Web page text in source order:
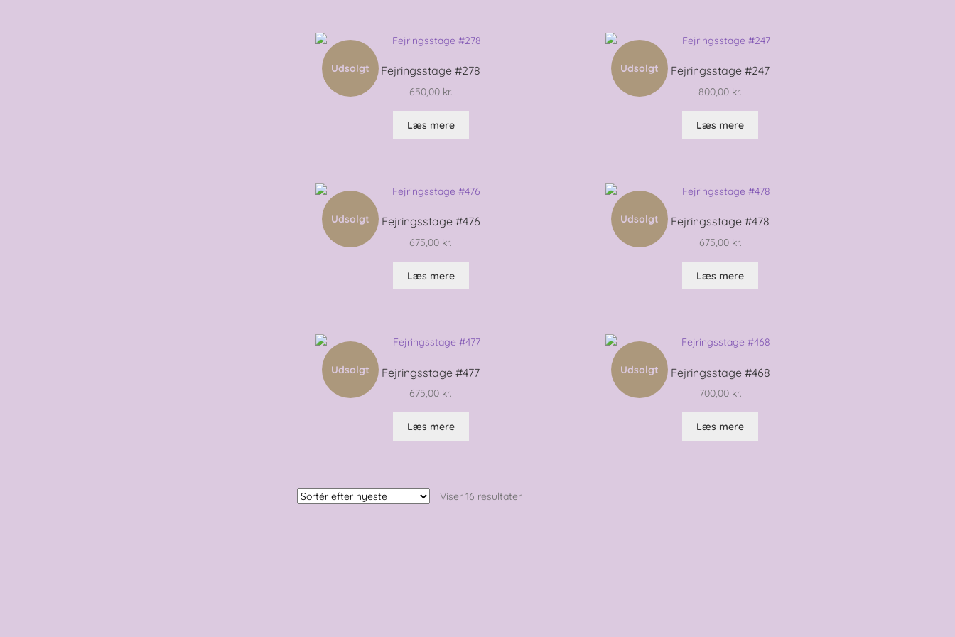
Fejringsstage #278
650,00 kr.
Læs mere
Udsolgt Fejringsstage #247
800,00 kr.
Læs mere
Udsolgt
Fejringsstage #476
675,00 kr.
Læs mere
Udsolgt Fejringsstage #478
675,00 kr.
Læs mere
Udsolgt
Fejringsstage #477
675,00 kr.
Læs mere
Udsolgt Fejringsstage #468
700,00 kr.
Læs mere
Udsolgt
Viser 16 resultaterSorteret